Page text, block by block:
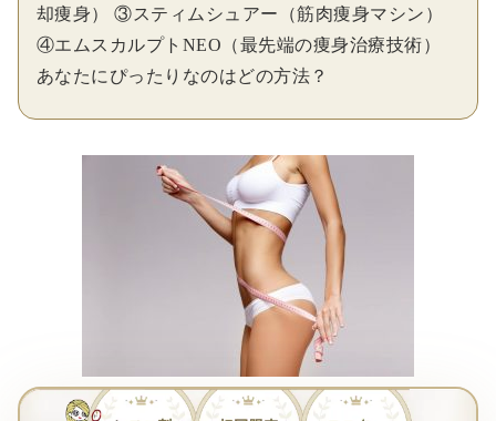
却痩身） ③スティムシュアー（筋肉痩身マシン）
④エムスカルプトNEO（最先端の痩身治療技術）
あなたにぴったりなのはどの方法？